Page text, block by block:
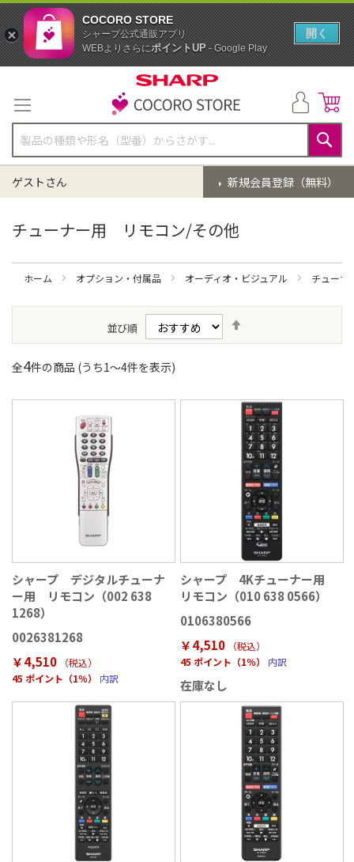
テ
ン
ツ
に
ス
キ
ッ
検
索
新規会員登録（無料）
ゲストさん
チューナー用 リモコン/その他
ホーム オプション・付属品 オーディオ・ビジュアル チューナ
並び順
全4件の商品 (うち1〜4件を表示)
シャープ デジタルチューナ
ー用 リモコン（002 638
1268）
0026381268
￥4,510
（税込）
45 ポイント（1％）
内訳
シャープ 4Kチューナー用
リモコン（010 638 0566）
0106380566
￥4,510
（税込）
45 ポイント（1％）
内訳
在庫なし
COCORO STORE
シャープ公式通販アプリ
WEBよりさらにポイントUP- Google Play
開く